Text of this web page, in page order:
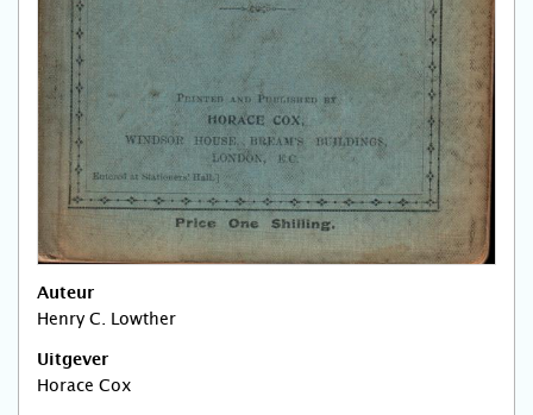
Auteur
Henry C. Lowther
Uitgever
Horace Cox